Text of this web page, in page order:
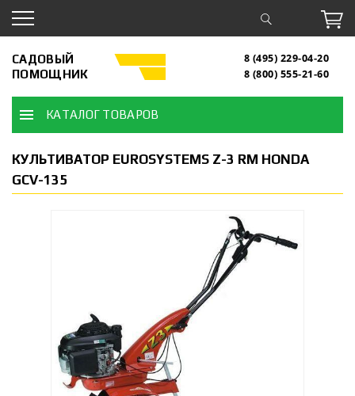
САДОВЫЙ
ПОМОЩНИК
8 (495) 229-04-20
8 (800) 555-21-60
КАТАЛОГ ТОВАРОВ
КУЛЬТИВАТОР EUROSYSTEMS Z-3 RM HONDA
GCV-135